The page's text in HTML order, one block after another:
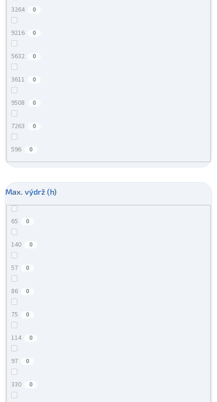
3264 0
9216 0
5632 0
3611 0
9508 0
7263 0
596 0
Max. výdrž (h)
65 0
140 0
57 0
86 0
75 0
114 0
97 0
330 0